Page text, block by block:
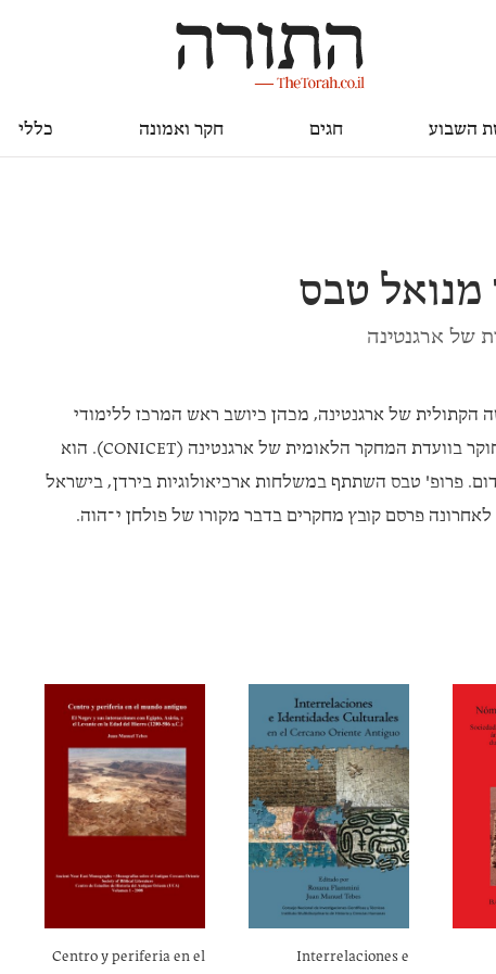
השבוע חגים חקר ואמונה כללי
חקר ואמונה כללי
מנואל טבס
של ארגנטינה
הקתולית של ארגנטינה, מכהן כיושב ראש המרכז ללימודי
ההיסטוריה של המזרח הקדום באוניברסיטה וחוקר בוועדת המחקר הלאומית של ארגנטינה (CONICET). הוא
פרופ' טבס השתתף במשלחות ארכיאולוגיות בירדן, בישראל
פרסם קובץ מחקרים בדבר מקורו של פולחן י־הוה.
Interrelaciones e
Centro y periferia en el